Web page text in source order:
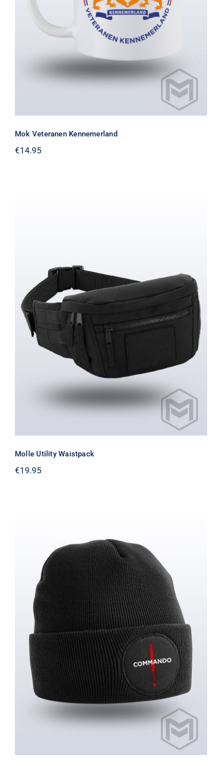
Mok Veteranen Kennemerland
€14.95
Molle Utility Waistpack
Molle Utility Waistpack
€19.95
Muts / Beanie – Commando